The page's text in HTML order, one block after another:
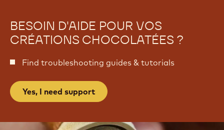
s
BESOIN D'AIDE POUR VOS
CRÉATIONS CHOCOLATÉES ?
Find troubleshooting guides & tutorials
Yes, I need support